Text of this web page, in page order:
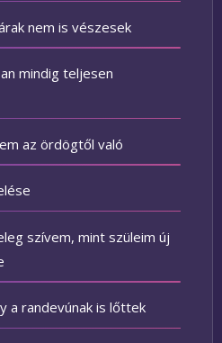
nem is vészesek
mindig teljesen
az ördögtől való
szívem, mint szüleim új
a randevúnak is lőttek